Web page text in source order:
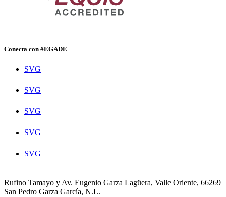
Conecta con #EGADE
SVG
SVG
SVG
SVG
SVG
Rufino Tamayo y Av. Eugenio Garza Lagüera, Valle Oriente, 66269
San Pedro Garza García, N.L.